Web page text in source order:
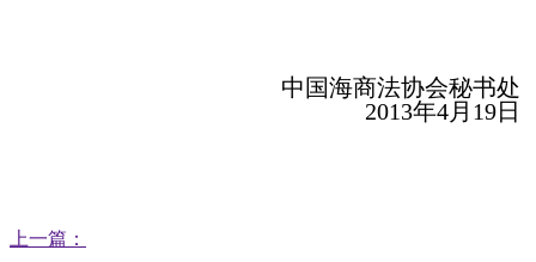
中国海商法协会秘书处
2013年4月19日
上一篇：